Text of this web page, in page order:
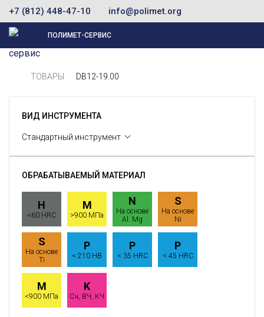
+7 (812) 448-47-10 info@polimet.org
ПОЛИМЕТ-СЕРВИС
ТОВАРЫ DB12-19.00
ВИД ИНСТРУМЕНТА
Стандартный инструмент
ОБРАБАТЫВАЕМЫЙ МАТЕРИАЛ
H
<60 HRC
M
>900 МПа
N
На основе
Al. Mg
S
На основе
Ni
S
На основе
Ti
P
< 210 HB
P
< 35 HRC
P
< 45 HRC
M
<900 МПа
K
Сч, ВЧ, КЧ